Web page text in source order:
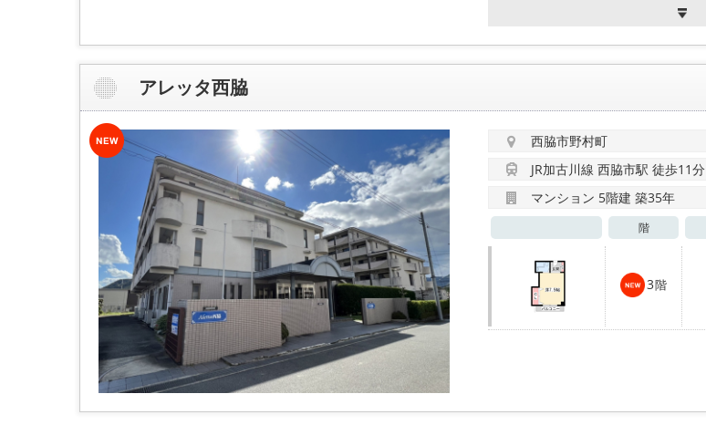
アレッタ西脇
西脇市野村町
JR加古川線 西脇市駅 徒歩11分
マンション 5階建 築35年
階
3階